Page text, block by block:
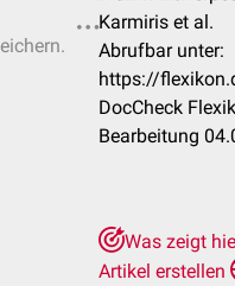
Karmiris et al.
Abrufbar unter:
https://
DocCheck
Bearbeitung
Was zeigt
Artikel erstellen